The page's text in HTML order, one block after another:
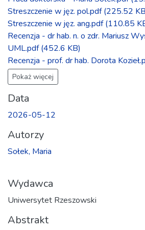
Streszczenie w jęz. pol.pdf(225.52
Streszczenie w jęz. ang.pdf(110.85
Recenzja - dr hab. n. o zdr. Mariusz
UML.pdf(452.6 KB)
Recenzja - prof. dr hab. Dorota
Pokaż więcej
Data
2026-05-12
Autorzy
Sołek, Maria
Wydawca
Uniwersytet Rzeszowski
Abstrakt